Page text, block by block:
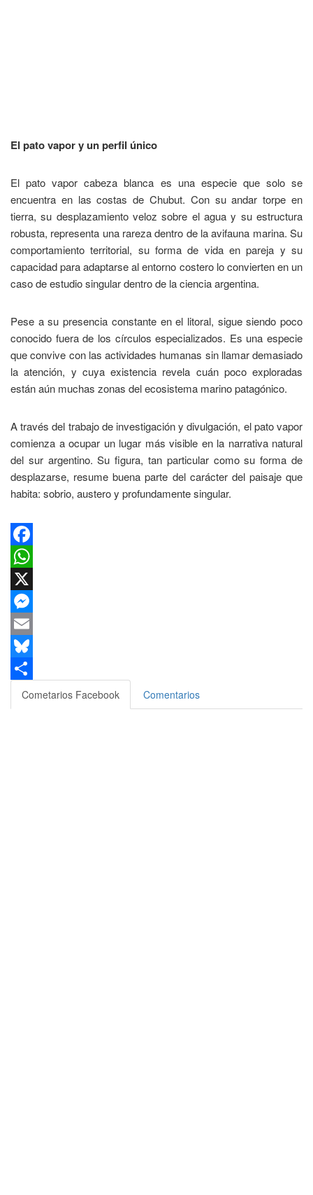
El pato vapor y un perfil único
El pato vapor cabeza blanca es una especie que solo se
encuentra en las costas de Chubut. Con su andar torpe en
tierra, su desplazamiento veloz sobre el agua y su estructura
robusta, representa una rareza dentro de la avifauna marina. Su
comportamiento territorial, su forma de vida en pareja y su
capacidad para adaptarse al entorno costero lo convierten en un
caso de estudio singular dentro de la ciencia argentina.
Pese a su presencia constante en el litoral, sigue siendo poco
conocido fuera de los círculos especializados. Es una especie
que convive con las actividades humanas sin llamar demasiado
la atención, y cuya existencia revela cuán poco exploradas
están aún muchas zonas del ecosistema marino patagónico.
A través del trabajo de investigación y divulgación, el pato vapor
comienza a ocupar un lugar más visible en la narrativa natural
del sur argentino. Su figura, tan particular como su forma de
desplazarse, resume buena parte del carácter del paisaje que
habita: sobrio, austero y profundamente singular.
Facebook
WhatsApp
X
Messenger
Email
Bluesky
Compartir
Cometarios Facebook Comentarios